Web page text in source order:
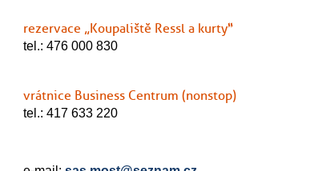
rezervace „Koupaliště Ressl a kurty“
tel.: 476 000 830
vrátnice Business Centrum (nonstop)
tel.: 417 633 220